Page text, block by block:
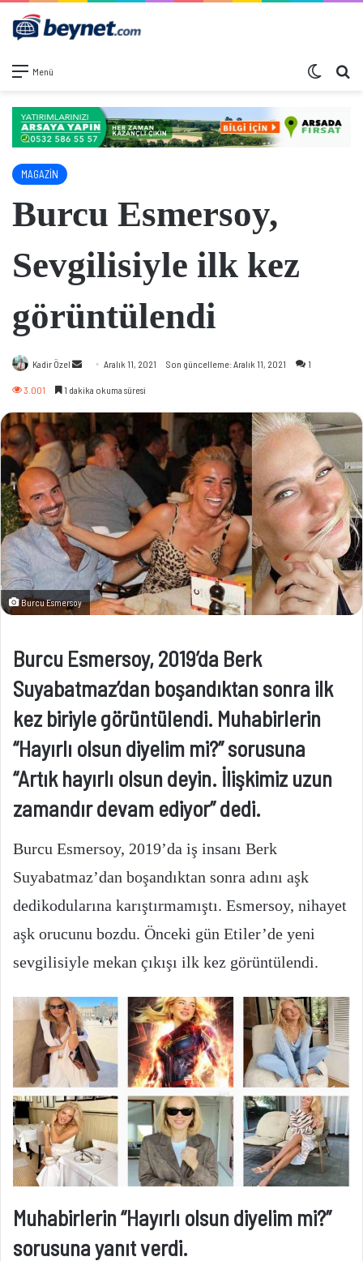
Menü Dış
MAGAZİN
Burcu Esmersoy,
Sevgilisiyle ilk kez
görüntülendi
Kadir Özel
Bir
göndermek
Aralık 11, 2021 Son güncelleme: Aralık 11, 2021 1
3.001 1 dakika okuma süresi
Burcu Esmersoy
Burcu Esmersoy, 2019’da Berk
Suyabatmaz’dan boşandıktan sonra ilk
kez biriyle görüntülendi. Muhabirlerin
“Hayırlı olsun diyelim mi?” sorusuna
“Artık hayırlı olsun deyin. İlişkimiz uzun
zamandır devam ediyor” dedi.
Burcu Esmersoy, 2019’da iş insanı Berk
Suyabatmaz’dan boşandıktan sonra adını aşk
dedikodularına karıştırmamıştı. Esmersoy, nihayet
aşk orucunu bozdu. Önceki gün Etiler’de yeni
sevgilisiyle mekan çıkışı ilk kez görüntülendi.
Muhabirlerin “Hayırlı olsun diyelim mi?”
sorusuna yanıt verdi.